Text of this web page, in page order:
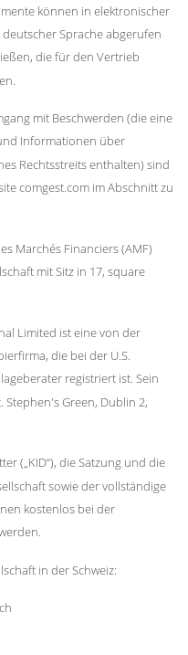
können in elektronischer
Sprache abgerufen
die für den Vertrieb
mit Beschwerden (die eine
Informationen über
Rechtsstreits enthalten) sind
comgest.com im Abschnitt zu
Marchés Financiers (AMF)
mit Sitz in 17, square
Limited ist eine von der
die bei der U.S.
registriert ist. Sein
Stephen's Green, Dublin 2,
(„KID“), die Satzung und die
sowie der vollständige
kostenlos bei der
in der Schweiz: